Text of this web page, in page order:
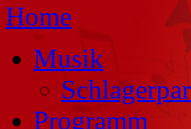
Home
Musik
Programm